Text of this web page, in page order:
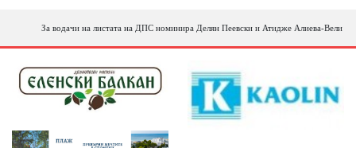
За водачи на листата на ДПС номинира Делян Пеевски и Атидже Алиева-Вели